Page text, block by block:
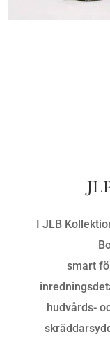
I JLB
smart
hudvårds-